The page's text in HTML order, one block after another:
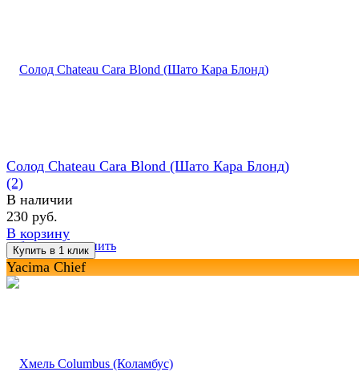
избранное сравнить
Солод Chateau Cara Blond (Шато Кара Блонд)
(2)
В наличии
230 руб.
В корзину
Yacima Chief